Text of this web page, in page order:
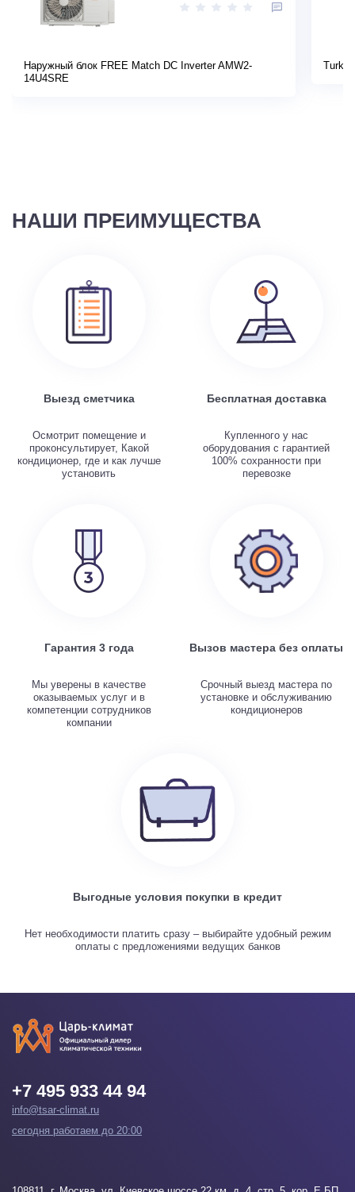
Наружный блок FREE Match DC Inverter AMW2-
14U4SRE
НАШИ ПРЕИМУЩЕСТВА
Выезд сметчика
Осмотрит помещение и
проконсультирует, Какой
кондиционер, где и как лучше
установить
Бесплатная доставка
Купленного у нас
оборудования с гарантией
100% сохранности при
перевозке
Гарантия 3 года
Мы уверены в качестве
оказываемых услуг и в
компетенции сотрудников
компании
Вызов мастера без оплаты
Срочный выезд мастера по
установке и обслуживанию
кондиционеров
Выгодные условия покупки в кредит
Нет необходимости платить сразу – выбирайте удобный режим
оплаты с предложениями ведущих банков
+7 495 933 44 94
info@tsar-climat.ru
сегодня работаем до 20:00